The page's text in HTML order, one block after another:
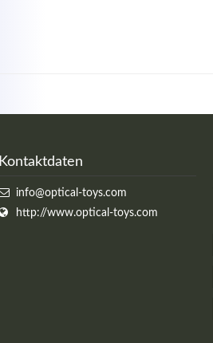
Kontaktdaten
info@optical-toys.com
http://www.optical-toys.com